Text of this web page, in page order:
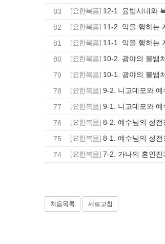
83
[요한복음] 12-1. 율법시대와
82
[요한복음] 11-2. 악을 행하는
81
[요한복음] 11-1. 악을 행하는
80
[요한복음] 10-2. 광야의 불뱀
79
[요한복음] 10-1. 광야의 불뱀
78
[요한복음] 9-2. 니고데모와
77
[요한복음] 9-1. 니고데모와
76
[요한복음] 8-2. 예수님의 성
75
[요한복음] 8-1. 예수님의 성
74
[요한복음] 7-2. 가나의 혼인
처음목록 새로고침